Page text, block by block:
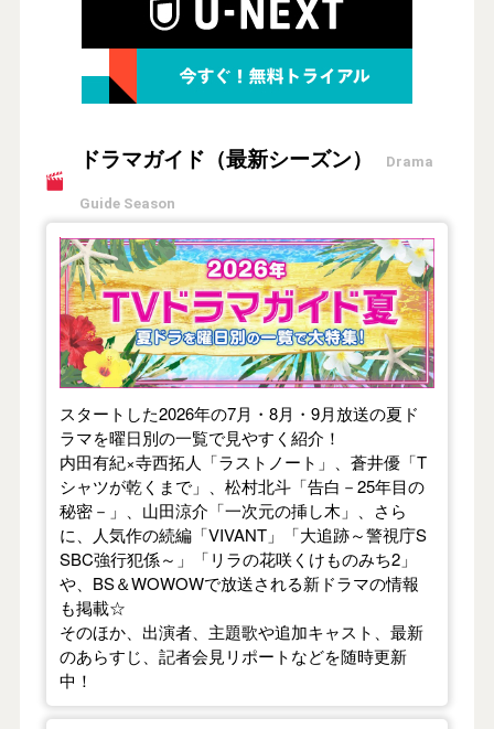
ドラマガイド（最新シーズン） Drama
Guide Season
【2026年夏】TVドラマガイド
スタートした2026年の7月・8月・9月放送の夏ド
ラマを曜日別の一覧で見やすく紹介！
内田有紀×寺西拓人「ラストノート」、蒼井優「T
シャツが乾くまで」、松村北斗「告白－25年目の
秘密－」、山田涼介「一次元の挿し木」、さら
に、人気作の続編「VIVANT」「大追跡～警視庁S
SBC強行犯係～」「リラの花咲くけものみち2」
や、BS＆WOWOWで放送される新ドラマの情報
も掲載☆
そのほか、出演者、主題歌や追加キャスト、最新
のあらすじ、記者会見リポートなどを随時更新
中！